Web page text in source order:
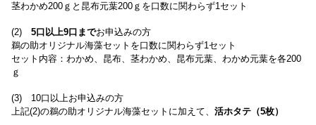
茎わかめ200ｇと昆布元葉200ｇを口数に関わらず1セット
(2) 5口以上9口までお申込みの方
鵜の助オリジナル海藻セットを口数に関わらず1セット
セット内容：わかめ、昆布、茎わかめ、昆布元葉、わかめ元葉を各200
ｇ
(3) 10口以上お申込みの方
上記(2)の鵜の助オリジナル海藻セットに加えて、 活ホタテ（5枚）